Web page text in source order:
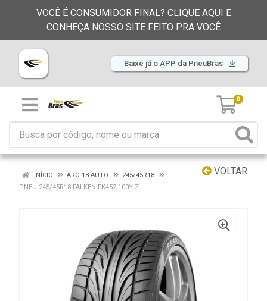
VOCÊ É CONSUMIDOR FINAL? CLIQUE AQUI E
CONHEÇA NOSSO SITE FEITO PRA VOCÊ
Baixe já o APP da PneuBras
0
VOLTAR
INÍCIO ARO 18 AUTO
245/45R18
PNEU 245/45R18 FALKEN FK452 100Y Z